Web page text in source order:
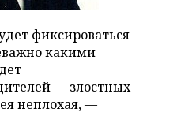
фиксироваться
какими
— злостных
неплохая, —